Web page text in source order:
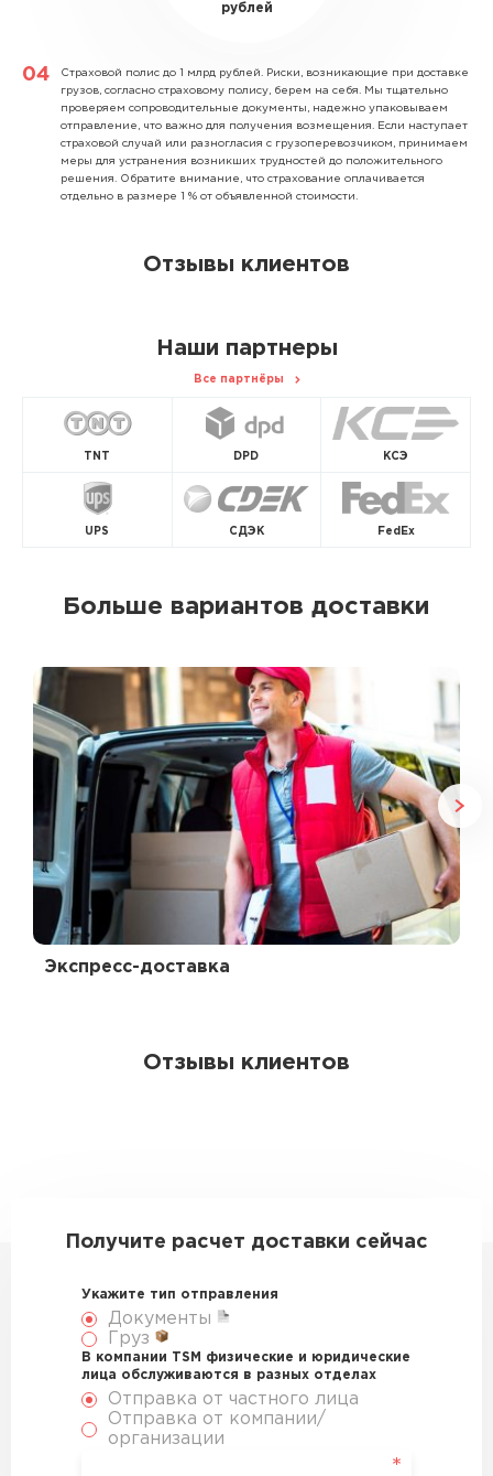
рублей
Страховой полис до 1 млрд рублей. Риски, возникающие при доставке
грузов, согласно страховому полису, берем на себя. Мы тщательно
проверяем сопроводительные документы, надежно упаковываем
отправление, что важно для получения возмещения. Если наступает
страховой случай или разногласия с грузоперевозчиком, принимаем
меры для устранения возникших трудностей до положительного
решения. Обратите внимание, что страхование оплачивается
отдельно в размере 1 % от объявленной стоимости.
Отзывы клиентов
Наши партнеры
Все партнёры
TNT DPD КСЭ
UPS СДЭК FedEx
Больше вариантов доставки
Экспресс-доставка
Отзывы клиентов
Получите расчет доставки сейчас
Укажите тип отправления
Документы
Груз
В компании TSM физические и юридические
лица обслуживаются в разных отделах
Отправка от частного лица
Отправка от компании/
организации